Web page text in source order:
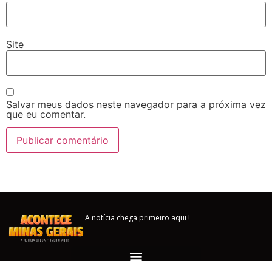
Site
Salvar meus dados neste navegador para a próxima vez
que eu comentar.
A notícia chega primeiro aqui !